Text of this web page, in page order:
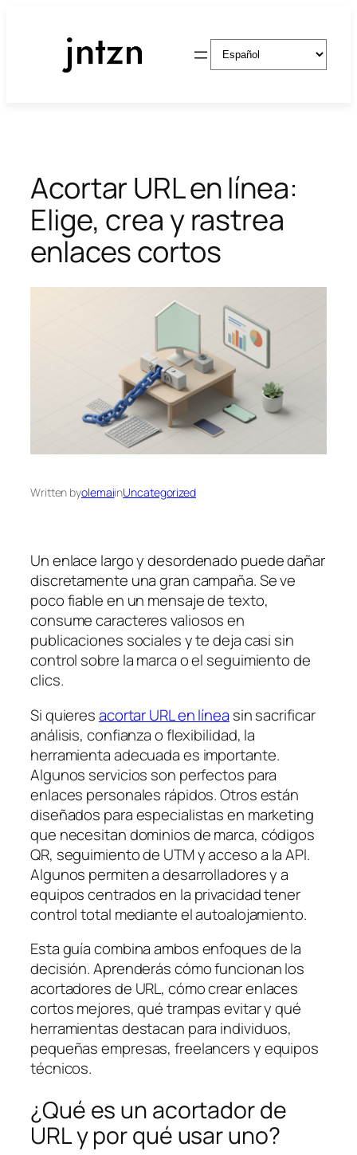
Elegir
un
Acortar URL en línea:
Elige, crea y rastrea
enlaces cortos
Written byolemaiinUncategorized
Un enlace largo y desordenado puede dañar
discretamente una gran campaña. Se ve
poco fiable en un mensaje de texto,
consume caracteres valiosos en
publicaciones sociales y te deja casi sin
control sobre la marca o el seguimiento de
clics.
Si quieresacortar URL en línea sin sacrificar
análisis, confianza o flexibilidad, la
herramienta adecuada es importante.
Algunos servicios son perfectos para
enlaces personales rápidos. Otros están
diseñados para especialistas en marketing
que necesitan dominios de marca, códigos
QR, seguimiento de UTM y acceso a la API.
Algunos permiten a desarrolladores y a
equipos centrados en la privacidad tener
control total mediante el autoalojamiento.
Esta guía combina ambos enfoques de la
decisión. Aprenderás cómo funcionan los
acortadores de URL, cómo crear enlaces
cortos mejores, qué trampas evitar y qué
herramientas destacan para individuos,
pequeñas empresas, freelancers y equipos
técnicos.
¿Qué es un acortador de
URL y por qué usar uno?